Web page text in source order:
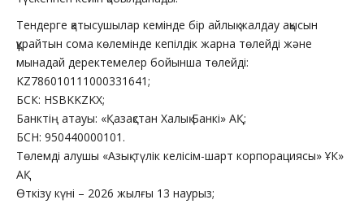
Тендерге қатысушылар кемінде бір айлық жалдау ақысын
құрайтын сома көлемінде кепілдік жарна төлейді және
мынадай деректемелер бойынша төлейді:
KZ786010111000331641;
БСК: HSBKKZKX;
Банктің атауы: «Қазақстан Халық Банкі» АҚ;
БСН: 950440000101.
Төлемді алушы «Азық-түлік келісім-шарт корпорациясы» ҰК»
АҚ
Өткізу күні – 2026 жылғы 13 наурыз;